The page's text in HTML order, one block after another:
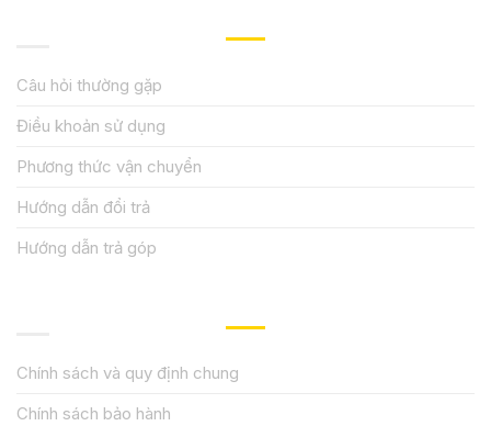
Câu hỏi thường gặp
Điều khoản sử dụng
Phương thức vận chuyển
Hướng dẫn đổi trả
Hướng dẫn trả góp
Chính sách và quy định chung
Chính sách bảo hành